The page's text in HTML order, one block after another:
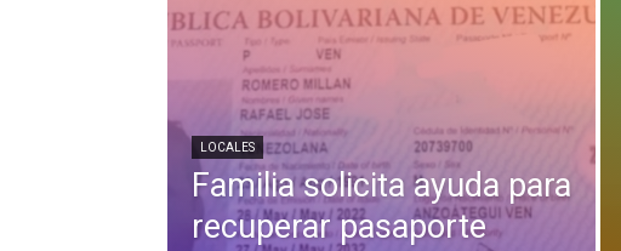
LOCALES
Familia solicita ayuda para
recuperar pasaporte